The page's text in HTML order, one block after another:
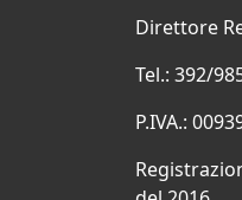
Direttore
Tel.: 392/
P.IVA.: